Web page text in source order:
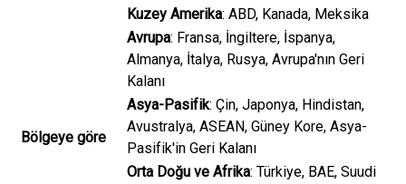
Bölgeye göre
Kuzey Amerika: ABD, Kanada, Meksika
Avrupa: Fransa, İngiltere, İspanya,
Almanya, İtalya, Rusya, Avrupa'nın Geri
Kalanı
Asya-Pasifik: Çin, Japonya, Hindistan,
Avustralya, ASEAN, Güney Kore, Asya-
Pasifik'in Geri Kalanı
Orta Doğu ve Afrika: Türkiye, BAE, Suudi